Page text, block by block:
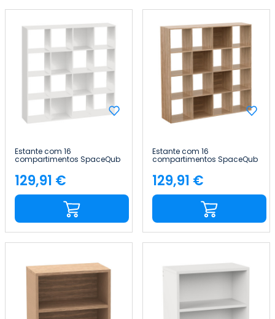
Estante com 16
compartimentos SpaceQub
134x31.5x134cm 7house
Preço
129,91 €
Estante com 16
compartimentos SpaceQub
134x31.5x134cm 7house
Preço
129,91 €